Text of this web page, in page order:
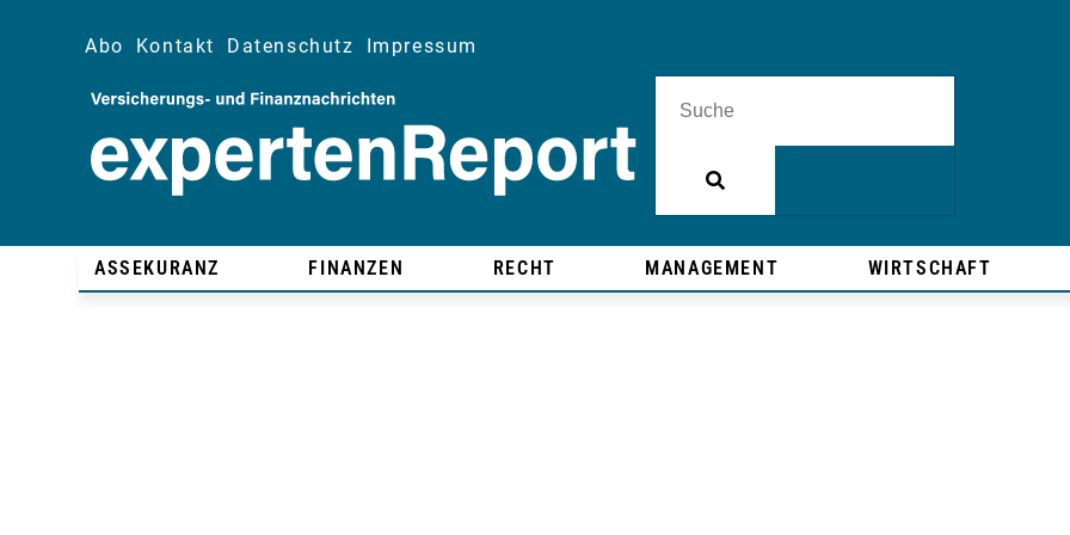
Abo Kontakt Datenschutz Impressum
ASSEKURANZ FINANZEN RECHT MANAGEMENT WIRTSCHAFT